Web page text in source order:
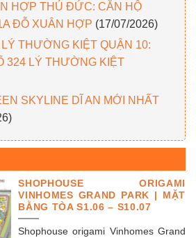
HỢP THỦ ĐỨC: CĂN HỘ
ĐỖ XUÂN HỢP (17/07/2026)
THƯỜNG KIỆT QUẬN 10:
324 LÝ THƯỜNG KIỆT
SKYLINE DĨ AN MỚI NHẤT
SHOPHOUSE ORIGAMI
VINHOMES GRAND PARK | MẶT
BẰNG TÒA S1.06 – S10.07
Shophouse origami Vinhomes Grand